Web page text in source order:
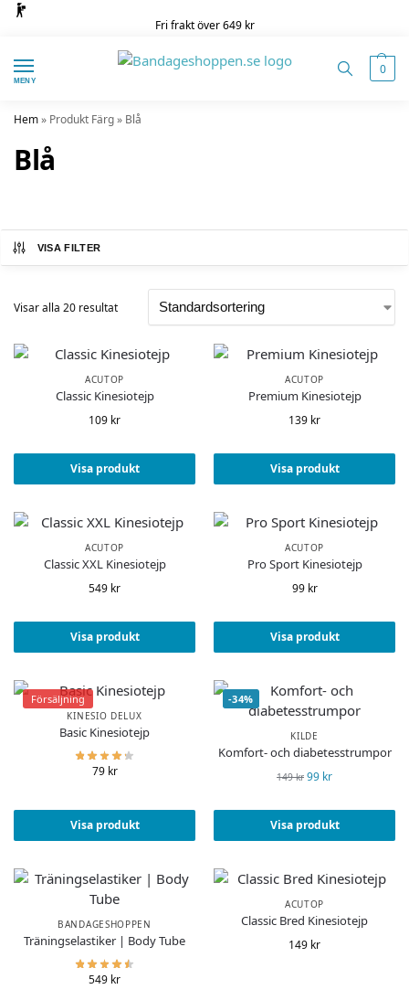
Fri frakt över 649 kr
MENY
0
Hem» Produkt Färg» Blå
Blå
VISA FILTER
Visar alla 20 resultat
ACUTOP
Classic Kinesiotejp
109 kr
Visa produkt
ACUTOP
Premium Kinesiotejp
139 kr
Visa produkt
ACUTOP
Classic XXL Kinesiotejp
549 kr
Visa produkt
ACUTOP
Pro Sport Kinesiotejp
99 kr
Visa produkt
Försäljning
KINESIO DELUX
Basic Kinesiotejp
79 kr
Visa produkt
-34%
KILDE
Komfort- och diabetesstrumpor
149kr 99 kr
Visa produkt
BANDAGESHOPPEN
Träningselastiker | Body Tube
549 kr
ACUTOP
Classic Bred Kinesiotejp
149 kr